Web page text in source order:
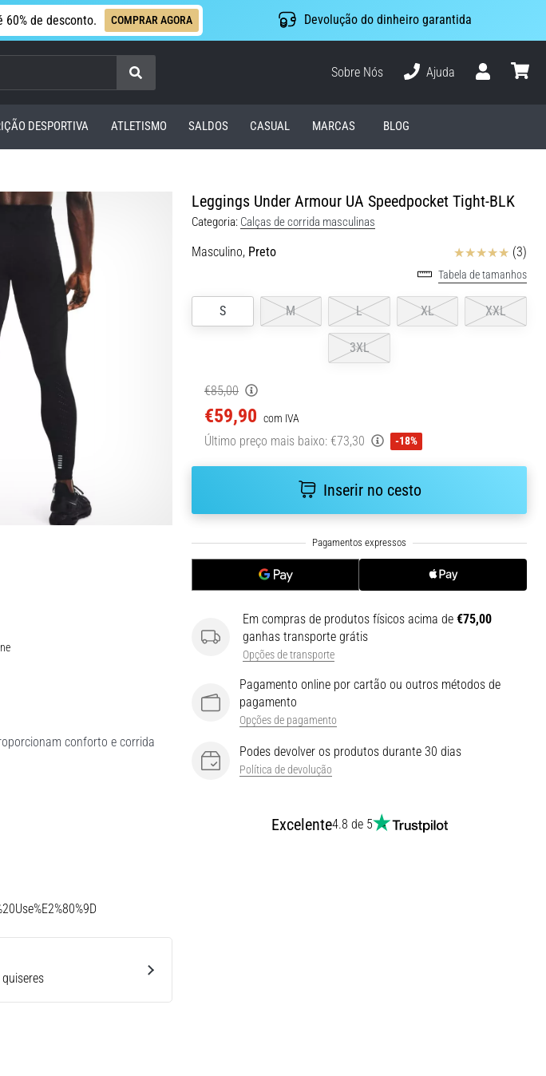
de desconto. COMPRAR AGORA Devolução do dinheiro garantida
Procurar
Sobre Nós
Ajuda
DESPORTIVA ATLETISMO SALDOS CASUAL MARCAS BLOG
Leggings Under Armour UA Speedpocket Tight-BLK
Categoria: Calças de corrida masculinas
Masculino, Preto Avaliação (3)
Tabela de tamanhos
S M L XL XXL
3XL
€85,00
€59,90 com IVA
Último preço mais baixo: €73,30 -18%
Inserir no cesto
Em compras de produtos físicos acima de €75,00
ganhas transporte grátis
Opções de transporte
Pagamento online por cartão ou outros métodos de
pagamento
Opções de pagamento
Podes devolver os produtos durante 30 dias
Política de devolução
Excelente4.8 de 5
conforto e corrida